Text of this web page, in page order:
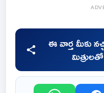
ఈ వార్త మీకు